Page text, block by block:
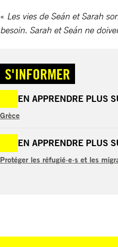
« Les vies de Seán et Sarah
besoin. Sarah et Seán ne
S'INFORMER
EN APPRENDRE PLUS
Grèce
EN APPRENDRE PLUS
Protéger les réfugié·e·s et les